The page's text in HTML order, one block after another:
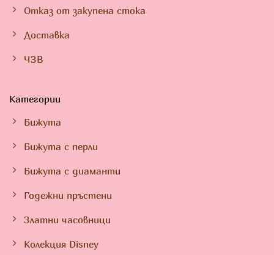
Отказ от закупена стока
Доставка
ЧЗВ
Категории
Бижута
Бижута с перли
Бижута с диаманти
Годежни пръстени
Златни часовници
Колекция Disney